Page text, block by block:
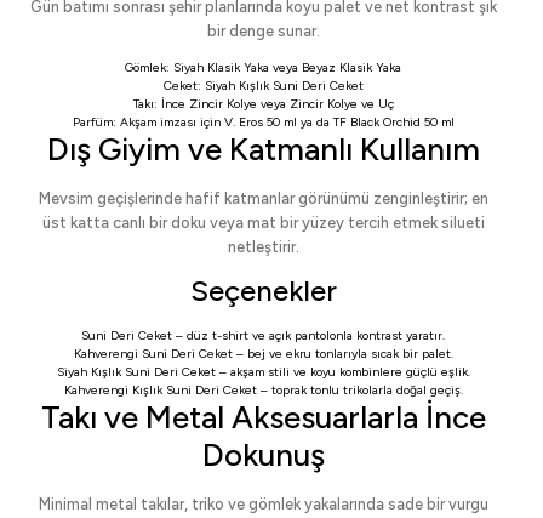
Gün batımı sonrası şehir planlarında koyu palet ve net kontrast şık
bir denge sunar.
Gömlek: Siyah Klasik Yaka veya Beyaz Klasik Yaka
Ceket: Siyah Kışlık Suni Deri Ceket
Takı: İnce Zincir Kolye veya Zincir Kolye ve Uç
Parfüm: Akşam imzası için V. Eros 50 ml ya daTF Black Orchid 50 ml
Dış Giyim ve Katmanlı Kullanım
Mevsim geçişlerinde hafif katmanlar görünümü zenginleştirir; en
üst katta canlı bir doku veya mat bir yüzey tercih etmek silueti
netleştirir.
Seçenekler
Suni Deri Ceket – düz t-shirt ve açık pantolonla kontrast yaratır.
Kahverengi Suni Deri Ceket– bej ve ekru tonlarıyla sıcak bir palet.
Siyah Kışlık Suni Deri Ceket– akşam stili ve koyu kombinlere güçlü eşlik.
Kahverengi Kışlık Suni Deri Ceket– toprak tonlu trikolarla doğal geçiş.
Takı ve Metal Aksesuarlarla İnce
Dokunuş
Minimal metal takılar, triko ve gömlek yakalarında sade bir vurgu